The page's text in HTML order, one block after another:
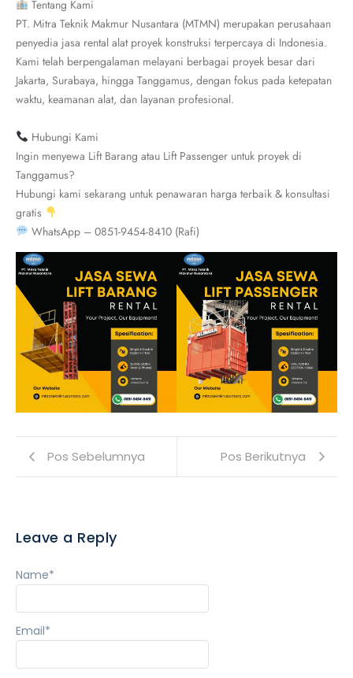
Tentang Kami
PT. Mitra Teknik Makmur Nusantara (MTMN) merupakan perusahaan
penyedia jasa rental alat proyek konstruksi terpercaya di Indonesia.
Kami telah berpengalaman melayani berbagai proyek besar dari
Jakarta, Surabaya, hingga Tanggamus, dengan fokus pada ketepatan
waktu, keamanan alat, dan layanan profesional.
Hubungi Kami
Ingin menyewa Lift Barang atau Lift Passenger untuk proyek di
Tanggamus?
Hubungi kami sekarang untuk penawaran harga terbaik & konsultasi
gratis
WhatsApp – 0851-9454-8410 (Rafi)
Pos Sebelumnya Pos Berikutnya
Leave a Reply
Name*
Email*